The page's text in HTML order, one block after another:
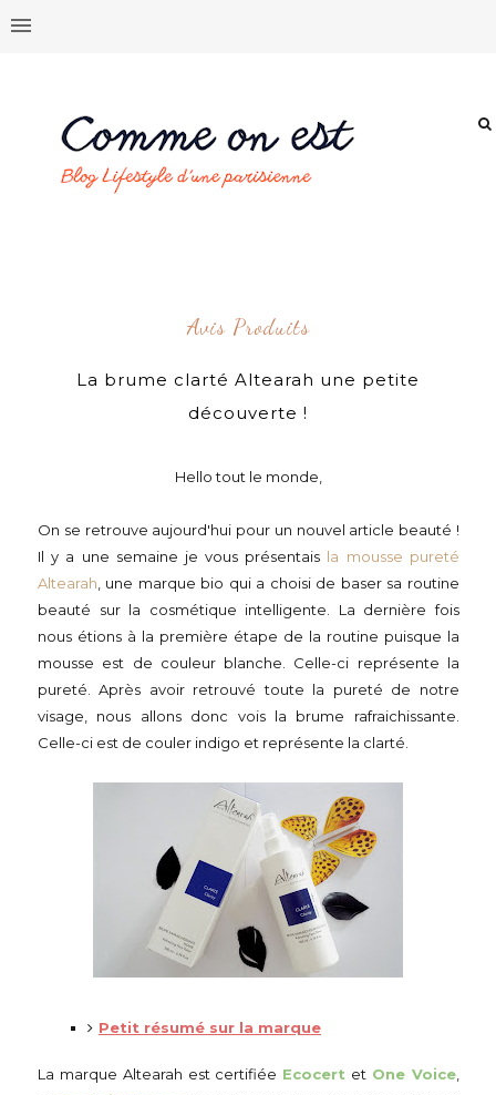
Avis Produits
La brume clarté Altearah une petite
découverte !
Hello tout le monde,
On se retrouve aujourd'hui pour un nouvel article beauté !
Il y a une semaine je vous présentais la mousse pureté
Altearah , une marque bio qui a choisi de baser sa routine
beauté sur la cosmétique intelligente. La dernière fois
nous étions à la première étape de la routine puisque la
mousse est de couleur blanche. Celle-ci représente la
pureté. Après avoir retrouvé toute la pureté de notre
visage, nous allons donc vois la brume rafraichissante.
Celle-ci est de couler indigo et représente la clarté.
Petit résumé sur la marque
La marque Altearah est certifiée Ecocert et One Voice,